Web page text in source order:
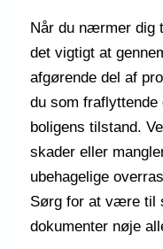
Når du nærmer dig
det vigtigt at
afgørende del af
du som fraflyttende
boligens tilstand.
skader eller
ubehagelige
Sørg for at være til
dokumenter nøje